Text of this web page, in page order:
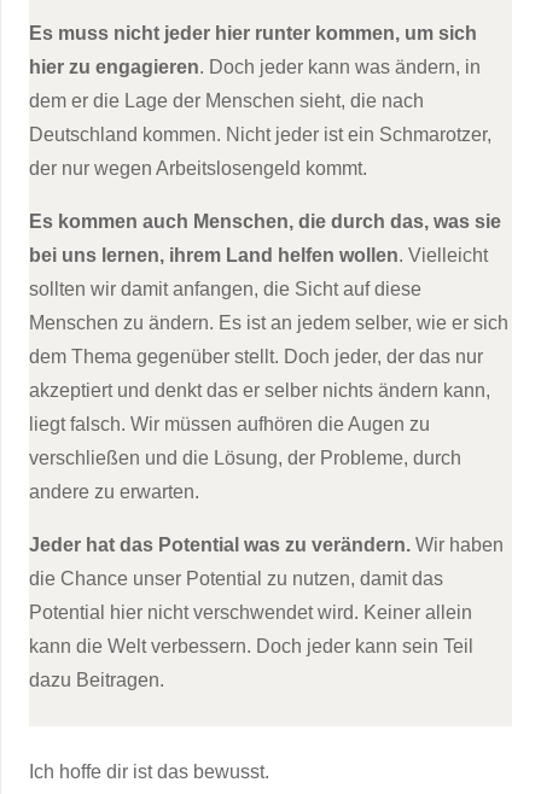
Es muss nicht jeder hier runter kommen, um sich
hier zu engagieren. Doch jeder kann was ändern, in
dem er die Lage der Menschen sieht, die nach
Deutschland kommen. Nicht jeder ist ein Schmarotzer,
der nur wegen Arbeitslosengeld kommt.
Es kommen auch Menschen, die durch das, was sie
bei uns lernen, ihrem Land helfen wollen. Vielleicht
sollten wir damit anfangen, die Sicht auf diese
Menschen zu ändern. Es ist an jedem selber, wie er sich
dem Thema gegenüber stellt. Doch jeder, der das nur
akzeptiert und denkt das er selber nichts ändern kann,
liegt falsch. Wir müssen aufhören die Augen zu
verschließen und die Lösung, der Probleme, durch
andere zu erwarten.
Jeder hat das Potential was zu verändern. Wir haben
die Chance unser Potential zu nutzen, damit das
Potential hier nicht verschwendet wird. Keiner allein
kann die Welt verbessern. Doch jeder kann sein Teil
dazu Beitragen.
Ich hoffe dir ist das bewusst.